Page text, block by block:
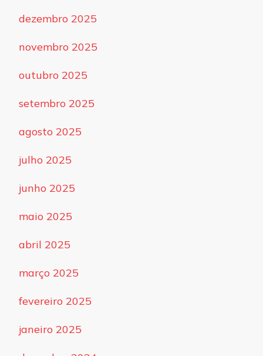
dezembro 2025
novembro 2025
outubro 2025
setembro 2025
agosto 2025
julho 2025
junho 2025
maio 2025
abril 2025
março 2025
fevereiro 2025
janeiro 2025